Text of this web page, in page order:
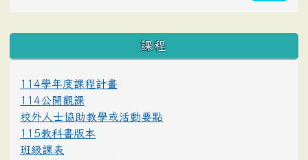
課程
114學年度課程計畫
114公開觀課
校外人士協助教學或活動要點
115教科書版本
班級課表